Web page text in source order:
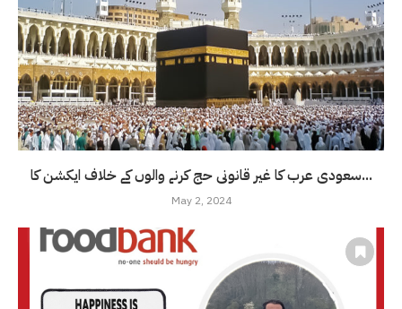
سعودی عرب کا غیر قانونی حج کرنے والوں کے خلاف ایکشن کا...
May 2, 2024